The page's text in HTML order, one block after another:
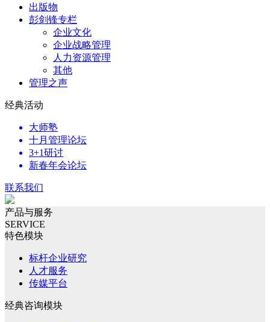
出版物
彭剑锋专栏
企业文化
企业战略管理
人力资源管理
其他
管理之声
经典活动
大师塾
十月管理论坛
3+1研讨
新春年会论坛
联系我们
产品与服务
SERVICE
特色模块
标杆企业研究
人才服务
传媒平台
经典咨询模块